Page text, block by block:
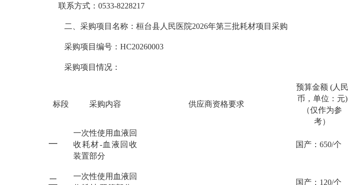
联系方式： 0533-8228217
二、 采购项目名称： 桓台县人民医院2026年第三批耗材项目采购
采购项目编号： HC20260003
采购项目情况：
标段 采购内容 供应商资格要求
预算金额 (人民
币 ， 单位：元)
（仅作为参
考）
一
一次性使用血液回
收耗材-血液回收
装置部分
国产： 650/个
二
一次性使用血液回
国产： 120/个